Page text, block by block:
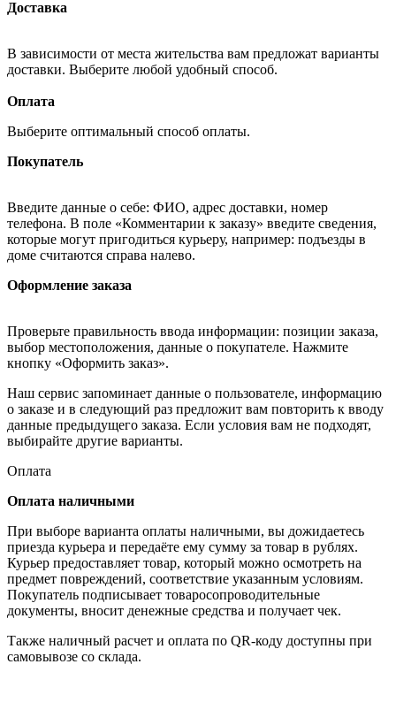
Доставка
В зависимости от места жительства вам предложат варианты
доставки. Выберите любой удобный способ.
Оплата
Выберите оптимальный способ оплаты.
Покупатель
Введите данные о себе: ФИО, адрес доставки, номер
телефона. В поле «Комментарии к заказу» введите сведения,
которые могут пригодиться курьеру, например: подъезды в
доме считаются справа налево.
Оформление заказа
Проверьте правильность ввода информации: позиции заказа,
выбор местоположения, данные о покупателе. Нажмите
кнопку «Оформить заказ».
Наш сервис запоминает данные о пользователе, информацию
о заказе и в следующий раз предложит вам повторить к вводу
данные предыдущего заказа. Если условия вам не подходят,
выбирайте другие варианты.
Оплата
Оплата наличными
При выборе варианта оплаты наличными, вы дожидаетесь
приезда курьера и передаёте ему сумму за товар в рублях.
Курьер предоставляет товар, который можно осмотреть на
предмет повреждений, соответствие указанным условиям.
Покупатель подписывает товаросопроводительные
документы, вносит денежные средства и получает чек.
Также наличный расчет и оплата по QR-коду доступны при
самовывозе со склада.